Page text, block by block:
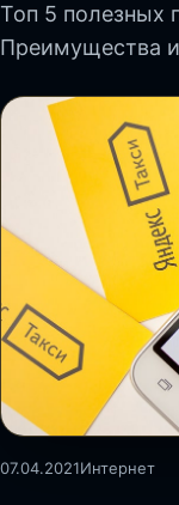
Топ 5 полезных
Преимущества
07.04.2021Интернет